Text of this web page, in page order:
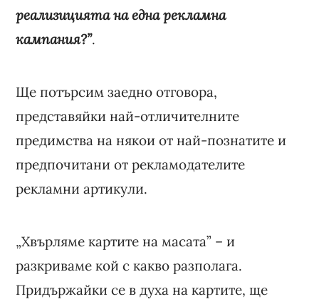
реализицията на една рекламна
кампания?”.
Ще потърсим заедно отговора,
представяйки най-отличителните
предимства на някои от най-познатите и
предпочитани от рекламодателите
рекламни артикули.
„Хвърляме картите на масата” – и
разкриваме кой с какво разполага.
Придържайки се в духа на картите, ще